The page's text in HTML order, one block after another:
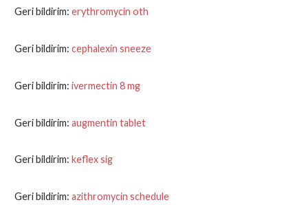
Geri bildirim: erythromycin oth
Geri bildirim: cephalexin sneeze
Geri bildirim: ivermectin 8 mg
Geri bildirim: augmentin tablet
Geri bildirim: keflex sig
Geri bildirim: azithromycin schedule